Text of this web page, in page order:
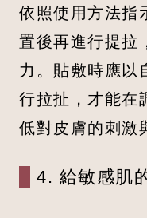
依照使用方法指
置後再進行提拉
力。貼敷時應以
行拉扯，才能在
低對皮膚的刺激
4. 給敏感肌